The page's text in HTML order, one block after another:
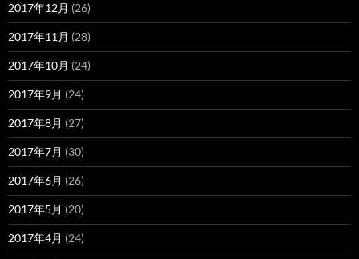
2017年12月 (26)
2017年11月 (28)
2017年10月 (24)
2017年9月 (24)
2017年8月 (27)
2017年7月 (30)
2017年6月 (26)
2017年5月 (20)
2017年4月 (24)